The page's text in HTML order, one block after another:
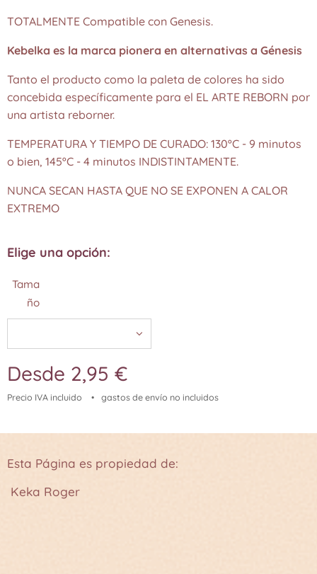
TOTALMENTE Compatible con Genesis.
Kebelka es la marca pionera en alternativas a Génesis
Tanto el producto como la paleta de colores ha sido
concebida específicamente para el EL ARTE REBORN por
una artista reborner.
TEMPERATURA Y TIEMPO DE CURADO: 130ºC - 9 minutos
o bien, 145ºC - 4 minutos INDISTINTAMENTE.
NUNCA SECAN HASTA QUE NO SE EXPONEN A CALOR
EXTREMO
Elige una opción:
Tama
ño
Desde 2,95 €
Precio IVA incluido gastos de envío no incluidos
Esta Página es propiedad de:
Keka Roger